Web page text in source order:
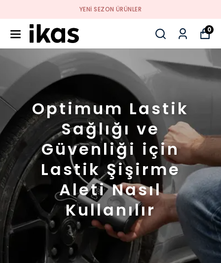
YENI SEZON ÜRÜNLER
0
Optimum Lastik
Sağlığı ve
Güvenliği için
Lastik Şişirme
Aleti Nasıl
Kullanılır